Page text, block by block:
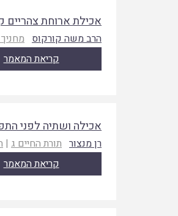
אכילת ארוחת צהריים
הרב משה קורקוס מחניך
קריאת המאמר
אכילה ושתיה לפני
רן מנצור תורת החיים ג |
קריאת המאמר